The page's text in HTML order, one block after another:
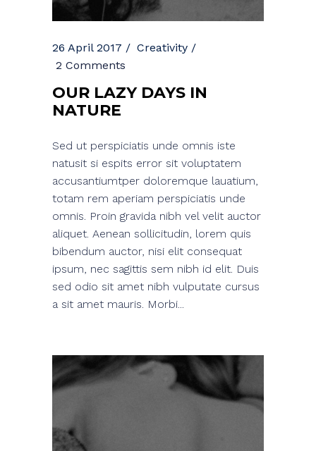
26 April 2017
Creativity
2 Comments
OUR LAZY DAYS IN
NATURE
Sed ut perspiciatis unde omnis iste
natusit si espits error sit voluptatem
accusantiumtper doloremque lauatium,
totam rem aperiam perspiciatis unde
omnis. Proin gravida nibh vel velit auctor
aliquet. Aenean sollicitudin, lorem quis
bibendum auctor, nisi elit consequat
ipsum, nec sagittis sem nibh id elit. Duis
sed odio sit amet nibh vulputate cursus
a sit amet mauris. Morbi...